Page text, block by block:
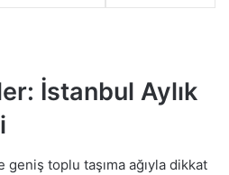
İstanbul Aylık
geniş toplu taşıma ağıyla dikkat